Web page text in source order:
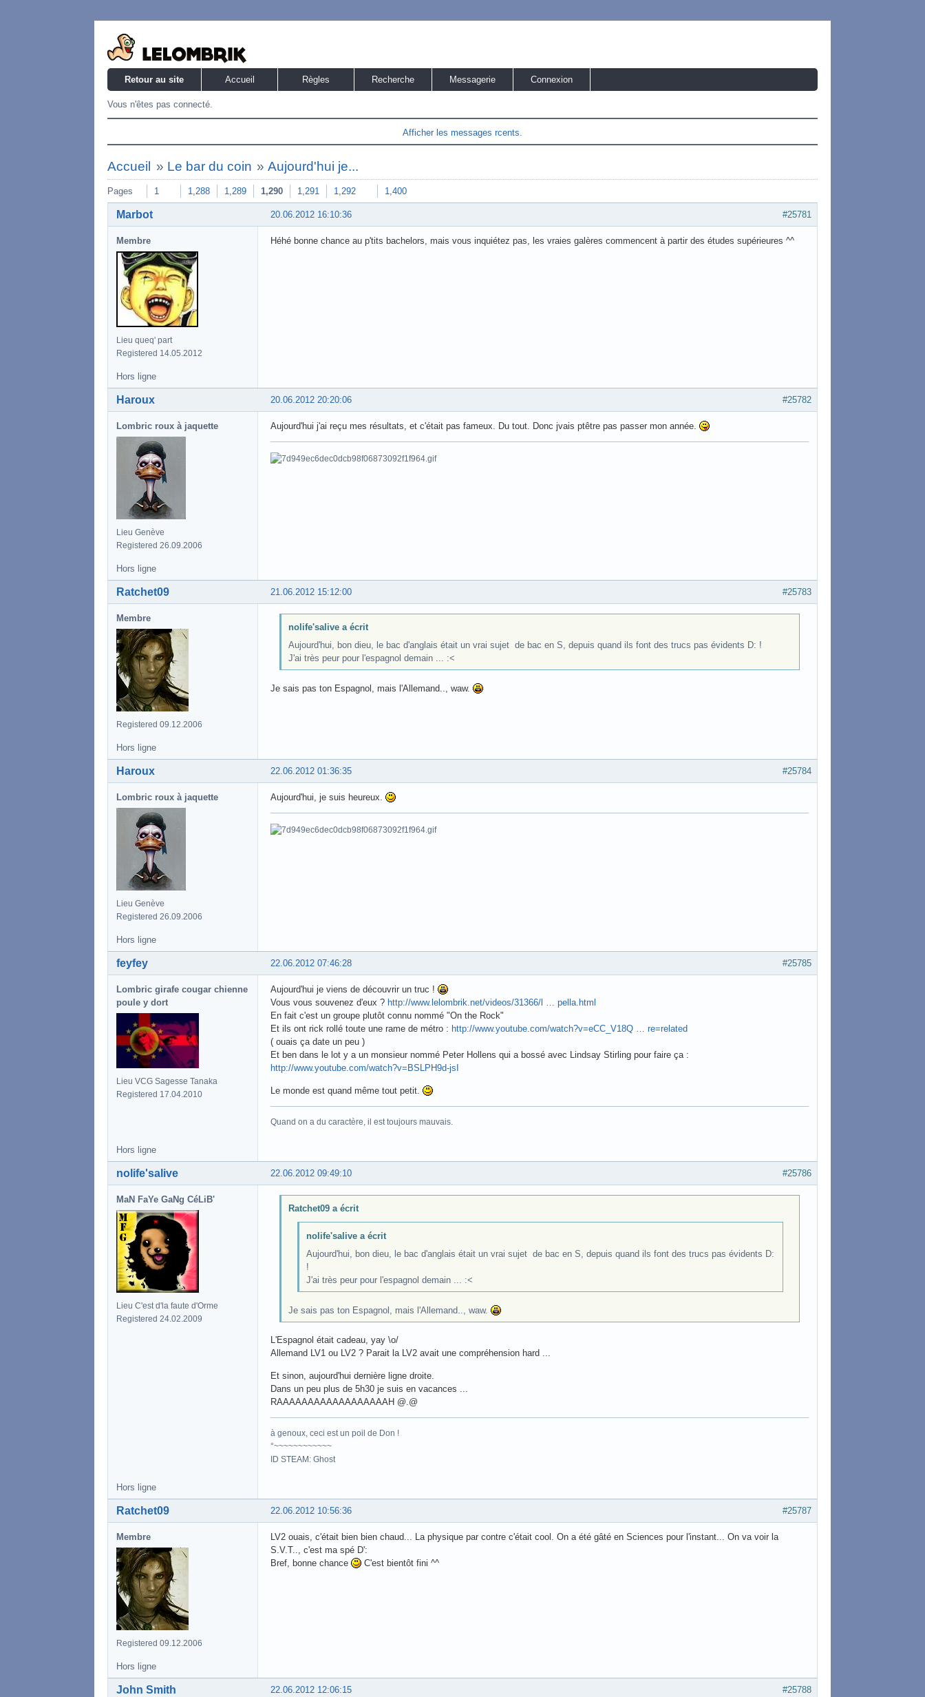
Retour au site Accueil Règles Recherche Messagerie Connexion
Vous n'êtes pas connecté.
Afficher les messages rcents.
Accueil » Le bar du coin »Aujourd'hui je...
Pages 1 1,288 1,289 1,290 1,291 1,292 1,400
#25781
20.06.2012 16:10:36
Marbot
Membre
Lieu queq' part
Registered 14.05.2012
Héhé bonne chance au p'tits bachelors, mais vous inquiétez pas, les vraies galères commencent à partir des études supérieures ^^
Hors ligne
#25782
20.06.2012 20:20:06
Haroux
Lombric roux à jaquette
Lieu Genève
Registered 26.09.2006
Aujourd'hui j'ai reçu mes résultats, et c'était pas fameux. Du tout. Donc jvais ptêtre pas passer mon année.
Hors ligne
#25783
21.06.2012 15:12:00
Ratchet09
Membre
Registered 09.12.2006
nolife'salive a écrit
Aujourd'hui, bon dieu, le bac d'anglais était un vrai sujet de bac en S, depuis quand ils font des trucs pas évidents D: !
J'ai très peur pour l'espagnol demain ... :<
Je sais pas ton Espagnol, mais l'Allemand.., waw.
Hors ligne
#25784
22.06.2012 01:36:35
Haroux
Lombric roux à jaquette
Lieu Genève
Registered 26.09.2006
Aujourd'hui, je suis heureux.
Hors ligne
#25785
22.06.2012 07:46:28
feyfey
Lombric girafe cougar chienne
poule y dort
Lieu VCG Sagesse Tanaka
Registered 17.04.2010
Aujourd'hui je viens de découvrir un truc !
Vous vous souvenez d'eux ? http://www.lelombrik.net/videos/31366/l … pella.html
En fait c'est un groupe plutôt connu nommé "On the Rock"
Et ils ont rick rollé toute une rame de métro : http://www.youtube.com/watch?v=eCC_V18Q … re=related
( ouais ça date un peu )
Et ben dans le lot y a un monsieur nommé Peter Hollens qui a bossé avec Lindsay Stirling pour faire ça :
http://www.youtube.com/watch?v=BSLPH9d-jsI
Le monde est quand même tout petit.
Quand on a du caractère, il est toujours mauvais.
Hors ligne
#25786
22.06.2012 09:49:10
nolife'salive
MaN FaYe GaNg CéLiB'
Lieu C'est d'la faute d'Orme
Registered 24.02.2009
Ratchet09 a écrit
nolife'salive a écrit
Aujourd'hui, bon dieu, le bac d'anglais était un vrai sujet de bac en S, depuis quand ils font des trucs pas évidents D:
!
J'ai très peur pour l'espagnol demain ... :<
Je sais pas ton Espagnol, mais l'Allemand.., waw.
L'Espagnol était cadeau, yay \o/
Allemand LV1 ou LV2 ? Parait la LV2 avait une compréhension hard ...
Et sinon, aujourd'hui dernière ligne droite.
Dans un peu plus de 5h30 je suis en vacances ...
RAAAAAAAAAAAAAAAAAAH @.@
à genoux, ceci est un poil de Don !
°~~~~~~~~~~~~
ID STEAM: Ghost
Hors ligne
#25787
22.06.2012 10:56:36
Ratchet09
Membre
Registered 09.12.2006
LV2 ouais, c'était bien bien chaud... La physique par contre c'était cool. On a été gâté en Sciences pour l'instant... On va voir la
S.V.T.., c'est ma spé D':
Bref, bonne chance
C'est bientôt fini ^^
Hors ligne
#25788
22.06.2012 12:06:15
John Smith